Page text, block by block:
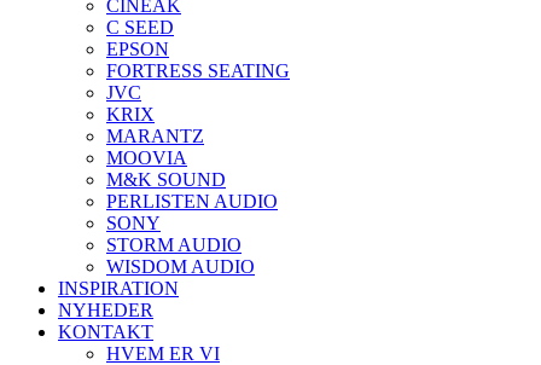
CINEAK
C SEED
EPSON
FORTRESS SEATING
JVC
KRIX
MARANTZ
MOOVIA
M&K SOUND
PERLISTEN AUDIO
SONY
STORM AUDIO
WISDOM AUDIO
INSPIRATION
NYHEDER
KONTAKT
HVEM ER VI